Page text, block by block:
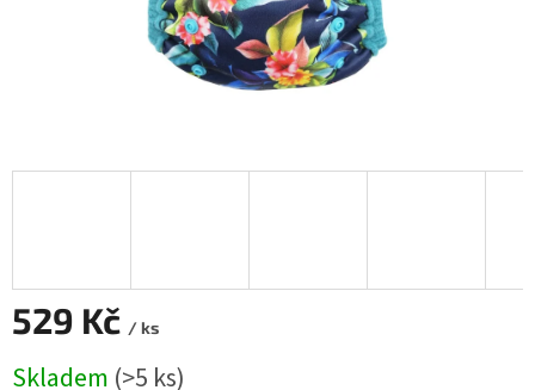
529 Kč / ks
cena:
Skladem (>5 ks)